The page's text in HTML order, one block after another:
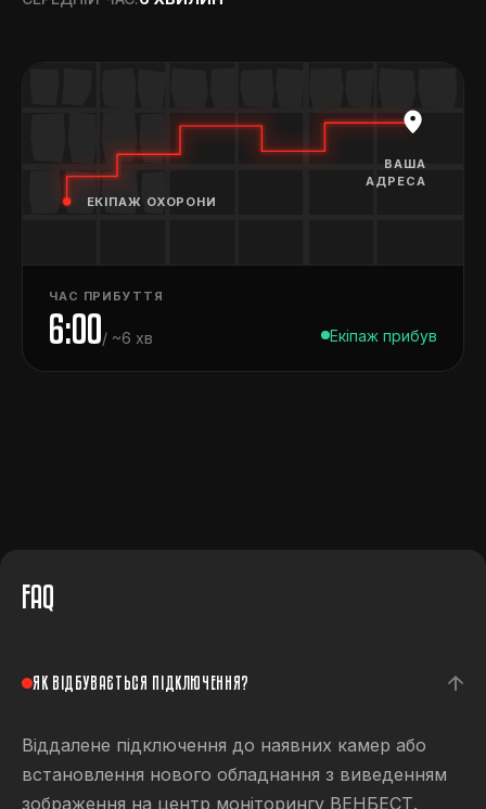
ЕКІПАЖ ОХОРОНИ
ВАША
АДРЕСА
ЧАС ПРИБУТТЯ
6:00/ ~6 хв Екіпаж прибув
FAQ
ЯК ВІДБУВАЄТЬСЯ ПІДКЛЮЧЕННЯ?
Віддалене підключення до наявних камер або
встановлення нового обладнання з виведенням
зображення на центр моніторингу ВЕНБЕСТ.